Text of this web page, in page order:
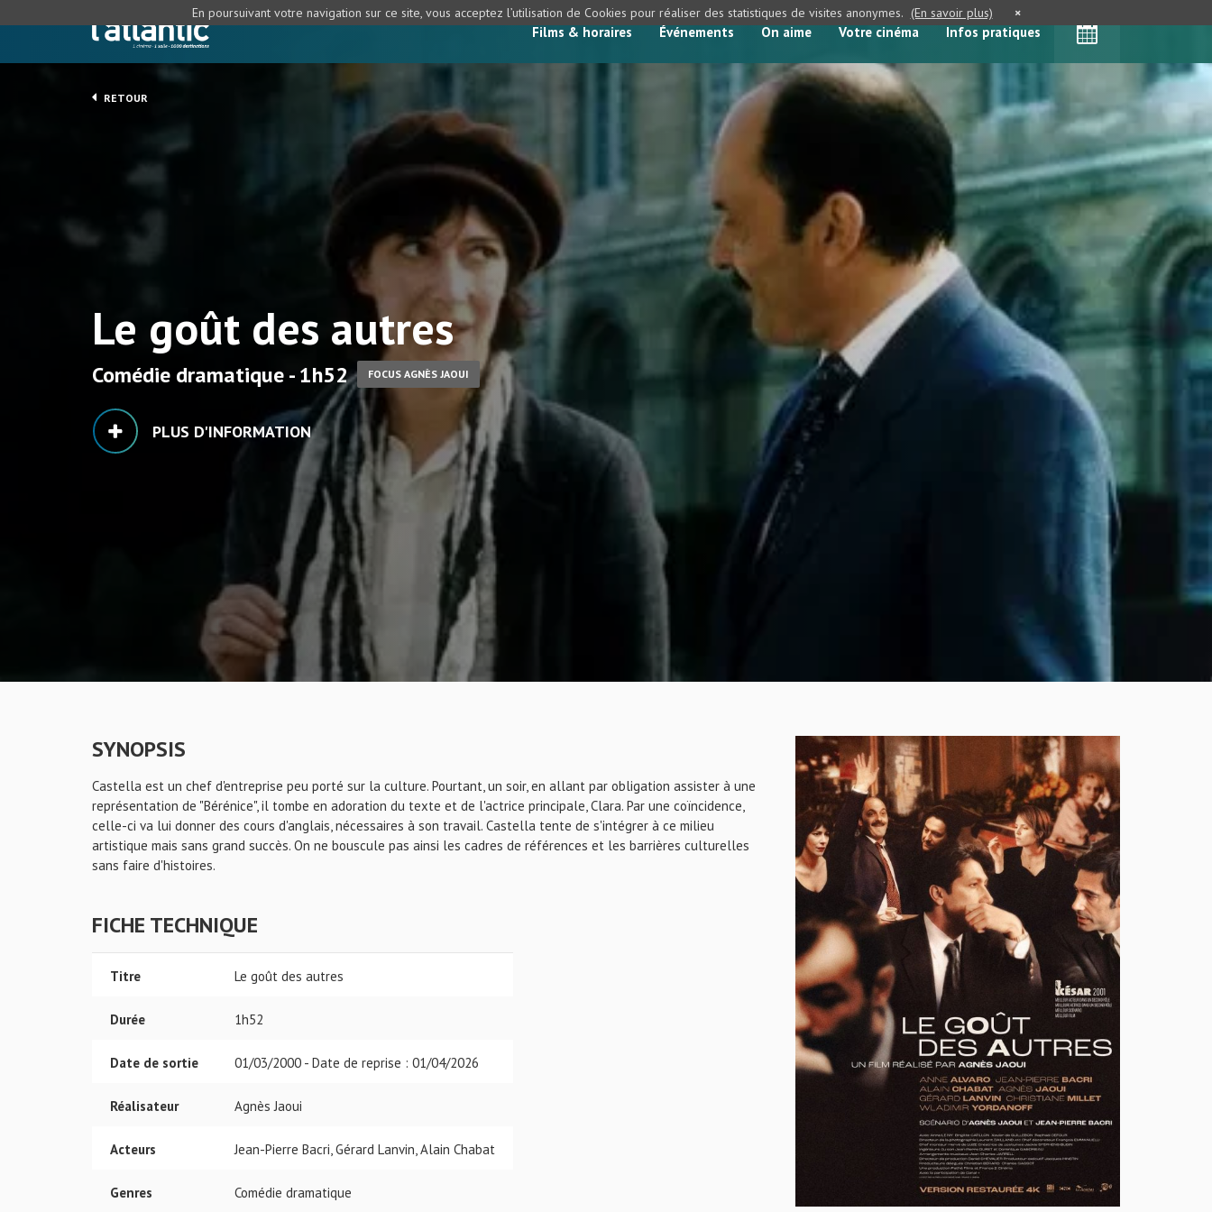
Films & horaires Événements On aime Votre cinéma Infos pratiques
RETOUR
Le goût des autres
Comédie dramatique - 1h52 FOCUS AGNÈS JAOUI
PLUS D'INFORMATION
SYNOPSIS
Castella est un chef d'entreprise peu porté sur la culture. Pourtant, un soir, en allant par obligation assister à une
représentation de "Bérénice", il tombe en adoration du texte et de l'actrice principale, Clara. Par une coïncidence,
celle-ci va lui donner des cours d'anglais, nécessaires à son travail. Castella tente de s'intégrer à ce milieu
artistique mais sans grand succès. On ne bouscule pas ainsi les cadres de références et les barrières culturelles
sans faire d'histoires.
FICHE TECHNIQUE
Titre Le goût des autres
Durée 1h52
Date de sortie 01/03/2000 - Date de reprise : 01/04/2026
Réalisateur Agnès Jaoui
Acteurs Jean-Pierre Bacri, Gérard Lanvin, Alain Chabat
Genres Comédie dramatique
En poursuivant votre navigation sur ce site, vous acceptez l’utilisation de Cookies pour réaliser des statistiques de visites anonymes. (En savoir plus) ×